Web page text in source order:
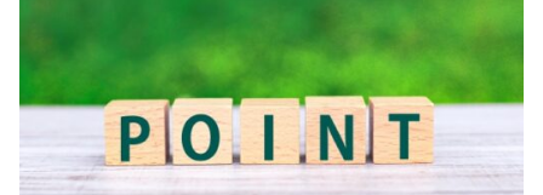
です。特に、在留資格認定証明書申請書の準備には、申請者の職務内容
や資格に関する詳細な情報が必要となるため、企業側のサポートが不可
欠です。また、書類の準備には時間がかかることがあるため、ビザ申請
のプロセスを早めに開始することが推奨されます。 各種証明書の取得
方法と提出の注意点 ビザ申請において、各種証明書の取得は重要なス
テップです。これらの証明書は、申請者の資格や背景を正確に示すため
に必要とされます。証明書の取得方法と提出時の注意点を理解すること
者、無料の人材管理ソフトの利用が、これらの複雑なプロセスを効率的
に進めるための鍵となります。 外国人採用を成功させるためには、こ
れらの手続きを適切に行うことが企業に求められる責任であり、その過
程で得られる多様性と能力は、企業の成長に大きく貢献します。 よく
ある質問 Q1: 外国人雇用の手続きをする際、ハローワークでは何が必要
入手続きが含まれます。必要な書類には、従業員の在留カードやパスポ
ートのコピー、雇用契約書などが必要です。また、企業側で事業所登録
が可能になります。これにより、介護業界全体のサービスの質が向上
し、多文化共生の環境が促進されることでしょう。 製造業に従事する
外国人向けの助成金とその活用法 製造業分野では、外国人労働者の採
用を支援するための助成金が用意されています。たとえば「製造業外国
従業員受入事業」は製造業において、外国人技能実習生や特定技能1号
の外国人を受け入れる中小企業に対して、受け入れ経費の一部を補助す
る制度です。補助額は、1人あたり最大60万円です。 外国人技能実習生
の採用に使える補助金とその申請方法 外国人技能実習生や留学生等を
用すると効果的です。この法則は、チラシの配色バランスに関するもの
で、70%をベースカラー、25%をメインカラー、5%をアクセントカラー
とすることで、視覚的に魅力的なデザインを作り出すことができます。
さらに、職場環境の実際の写真を掲載することで、よりリアリティを持
たせることが重要です。 メリットを活用した求人募集チラシの作り方
無料で作成できる求人募集チラシのメリットを、最大限に活かすための
作り方をご紹介します。ここでは、効果的なデザインから配布戦略まで
て、今後の体制づくりを行いたいと考えておりました。 採用活動は、
私を中心に社内のメンバーが他の業務の傍ら、進めていました。 基本
的には、ハローワークや組合での求人掲載、あとはIndeedにも掲載しな
がら、応募を待つという形で行なっていましたね。 ですが、私含め、
採用に関わるメンバーは採用以外にも業務を行なっているため、なかな
か採用活動に時間を割くことができず、どのようにしたら採用ができる
ようになるか、ということが分からない状態で、基本的には、”出しっ